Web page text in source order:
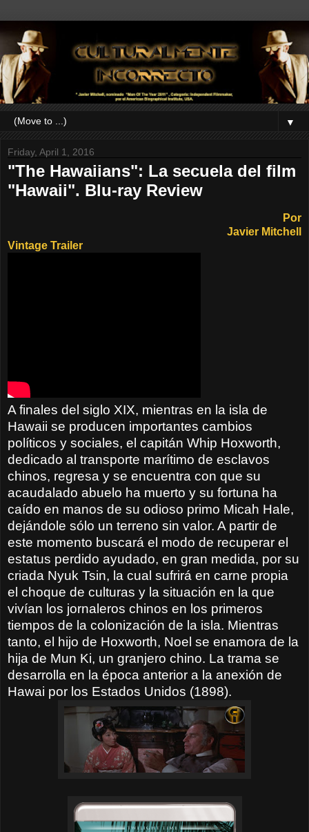
▼
Friday, April 1, 2016
"The Hawaiians": La secuela del film
"Hawaii". Blu-ray Review
Por
Javier Mitchell
Vintage Trailer
A finales del siglo XIX, mientras en la isla de
Hawaii se producen importantes cambios
políticos y sociales, el capitán Whip Hoxworth,
dedicado al transporte marítimo de esclavos
chinos, regresa y se encuentra con que su
acaudalado abuelo ha muerto y su fortuna ha
caído en manos de su odioso primo Micah Hale,
dejándole sólo un terreno sin valor. A partir de
este momento buscará el modo de recuperar el
estatus perdido ayudado, en gran medida, por su
criada Nyuk Tsin, la cual sufrirá en carne propia
el choque de culturas y la situación en la que
vivían los jornaleros chinos en los primeros
tiempos de la colonización de la isla. Mientras
tanto, el hijo de Hoxworth, Noel se enamora de la
hija de Mun Ki, un granjero chino. La trama se
desarrolla en la época anterior a la anexión de
Hawai por los Estados Unidos (1898).